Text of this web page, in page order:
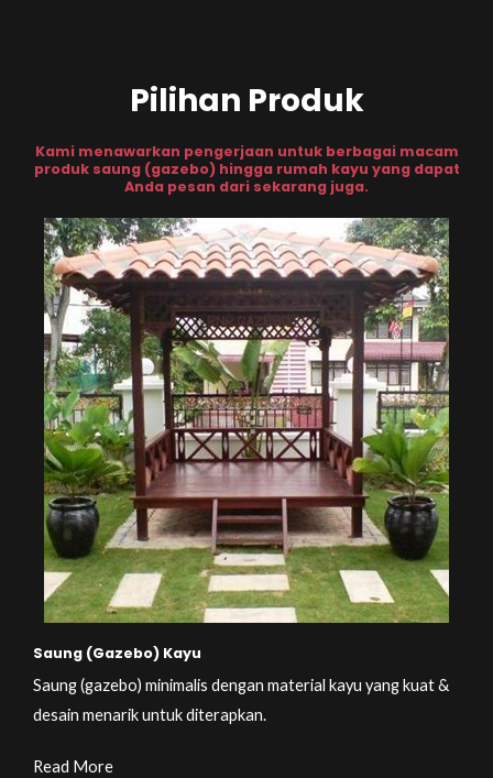
Pilihan Produk
Kami menawarkan pengerjaan untuk berbagai macam
produk saung (gazebo) hingga rumah kayu yang dapat
Anda pesan dari sekarang juga.
Saung (Gazebo) Kayu
Saung (gazebo) minimalis dengan material kayu yang kuat &
desain menarik untuk diterapkan.
Read More